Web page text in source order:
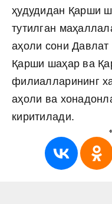
ҳудудидан Қарши
тутилган
аҳоли сони Давлат
Қарши шаҳар ва
филиалларининг
аҳоли ва
киритилади.